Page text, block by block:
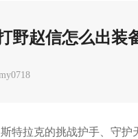
野赵信怎么出装
特拉克的挑战护手、守护